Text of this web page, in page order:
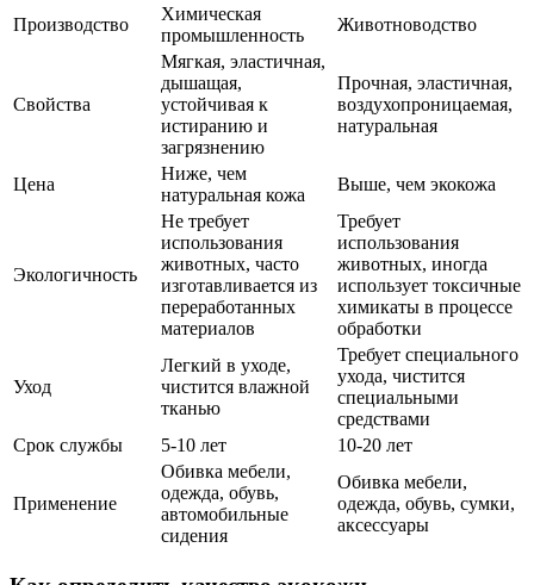
Производство
Химическая
промышленность
Животноводство
Свойства
Мягкая, эластичная,
дышащая,
устойчивая к
истиранию и
загрязнению
Прочная, эластичная,
воздухопроницаемая,
натуральная
Цена
Ниже, чем
натуральная кожа
Выше, чем экокожа
Экологичность
Не требует
использования
животных, часто
изготавливается из
переработанных
материалов
Требует
использования
животных, иногда
использует токсичные
химикаты в процессе
обработки
Уход
Легкий в уходе,
чистится влажной
тканью
Требует специального
ухода, чистится
специальными
средствами
Срок службы
5-10 лет 10-20 лет
Применение
Обивка мебели,
одежда, обувь,
автомобильные
сидения
Обивка мебели,
одежда, обувь, сумки,
аксессуары